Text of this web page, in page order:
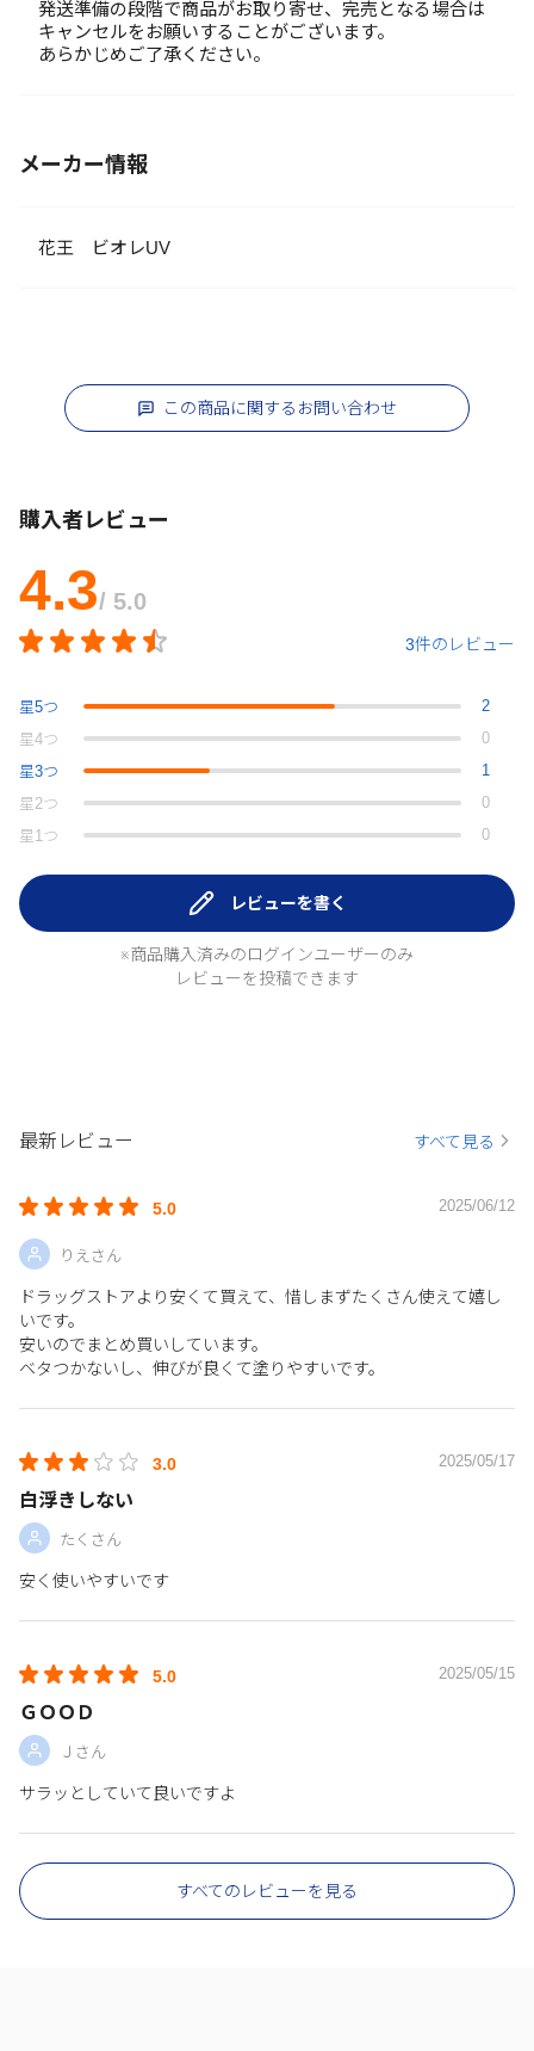
発送準備の段階で商品がお取り寄せ、完売となる場合は
キャンセルをお願いすることがございます。
あらかじめご了承ください。
メーカー情報
花王 ビオレUV
この商品に関するお問い合わせ
購入者レビュー
4.3/ 5.0
3件のレビュー
星5つ
2
星4つ
0
星3つ
1
星 2つ
0
星 1つ 0
レビューを書く
※商品購入済みのログインユーザーのみ
レビューを投稿できます
最新レビュー すべて見る
5.0 2025/06/12
りえさん
ドラッグストアより安くて買えて、惜しまずたくさん使えて嬉し
いです。
安いのでまとめ買いしています。
ベタつかないし、伸びが良くて塗りやすいです。
3.0 2025/05/17
白浮きしない
たくさん
安く使いやすいです
5.0 2025/05/15
ＧＯＯＤ
Ｊさん
サラッとしていて良いですよ
すべてのレビューを見る